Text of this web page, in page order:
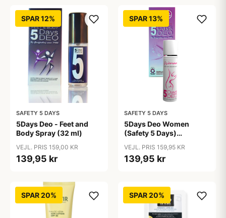
SPAR 12%
SAFETY 5 DAYS
5Days Deo - Feet and
Body Spray (32 ml)
VEJL. PRIS 159,00 KR
139,95 kr
SPAR 13%
SAFETY 5 DAYS
5Days Deo Women
(Safety 5 Days)
VEJL. PRIS 159,95 KR
139,95 kr
SPAR 20% SPAR 20%